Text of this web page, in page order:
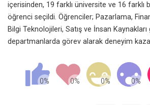
içerisinden, 19 farklı üniversite ve 16 farklı
öğrenci seçildi. Öğrenciler; Pazarlama,
Bilgi Teknolojileri, Satış ve İnsan
departmanlarda görev alarak deneyim